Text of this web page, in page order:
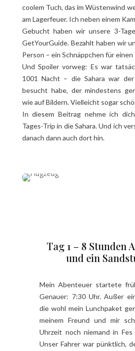
coolem Tuch, das im Wüstenwind
am Lagerfeuer. Ich neben einem
Gebucht haben wir unsere 3-
GetYourGuide. Bezahlt haben wir
Person – ein Schnäppchen für einen
Und Spoiler vorweg: Es war
1001 Nacht – die Sahara war
besucht habe, der mindestens
wie auf Bildern. Vielleicht sogar
In diesem Beitrag nehme ich
Tages-Trip in die Sahara. Und ich
danach dann auch dort hin.
Tag 1 – 8 Stunden
und ein
Mein Abenteuer startete
Genauer: 7:30 Uhr. Außer
die wohl mein Lunchpaket
meinem Freund und mir
Uhrzeit noch niemand in
Unser Fahrer war pünktlich,